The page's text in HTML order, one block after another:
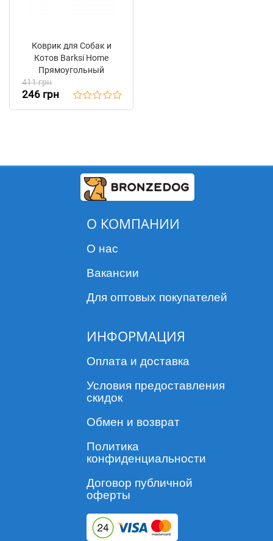
Коврик для Собак и
Котов Barksi Home
Прямоугольный
Геометрия Зелёный
411 грн
246 грн
О КОМПАНИИ
О нас
Вакансии
Для оптовых покупателей
ИНФОРМАЦИЯ
Оплата и доставка
Условия предоставления
скидок
Обмен и возврат
Политика
конфиденциальности
Договор публичной
оферты